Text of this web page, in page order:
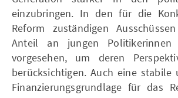
einzubringen. In den für die
Reform zuständigen
Anteil an jungen
vorgesehen, um deren
berücksichtigen. Auch eine stabile
Finanzierungsgrundlage für das